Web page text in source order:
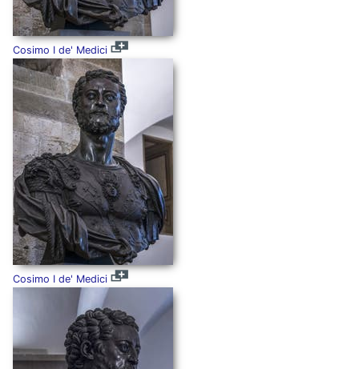
Cosimo I de' Medici
Cosimo I de' Medici